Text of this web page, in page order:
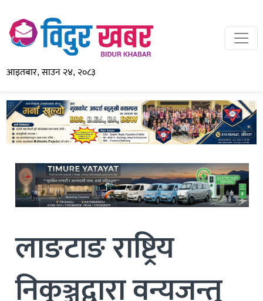
आइतबार, साउन २४, २०८३
लाङटाङ राष्ट्रिय
निकुञ्जद्वारा वन्यजन्तु